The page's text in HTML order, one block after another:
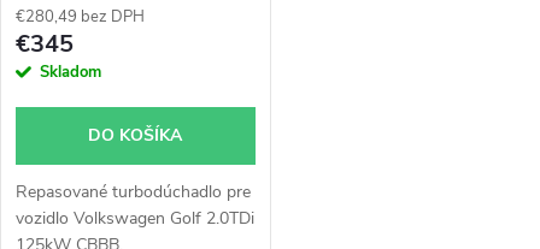
53039700137
€280,49 bez DPH
€345
Skladom
DO KOŠÍKA
Repasované turbodúchadlo pre
vozidlo Volkswagen Golf 2.0TDi
125kW CBBB.